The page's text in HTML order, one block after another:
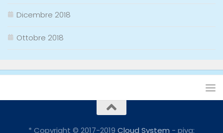
Dicembre 2018
Ottobre 2018
* Copyright © 2017-2019 Cloud System - piva: